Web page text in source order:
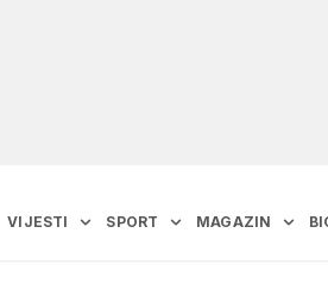
VIJESTI SPORT MAGAZIN